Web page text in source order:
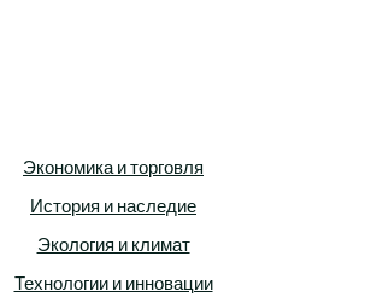
Экономика и торговля
История и наследие
Экология и климат
Технологии и инновации